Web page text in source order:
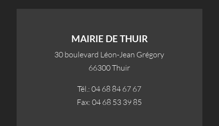
MAIRIE DE THUIR
30 boulevard Léon-Jean Grégory
66300 Thuir
Tél.: 04 68 84 67 67
Fax: 04 68 53 39 85